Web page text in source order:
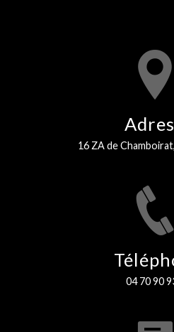
16 ZA de
04 70 90